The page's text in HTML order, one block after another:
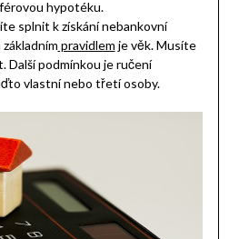
hypotéku.
splnit k získání nebankovní
pravidlem je věk. Musíte
Další podmínkou je ručení
vlastní nebo třetí osoby.